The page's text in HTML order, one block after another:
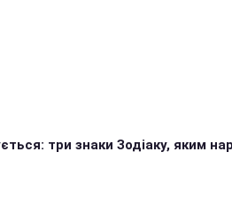
три знаки Зодіаку, яким